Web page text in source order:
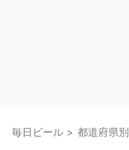
毎日ビール > 都道府県別